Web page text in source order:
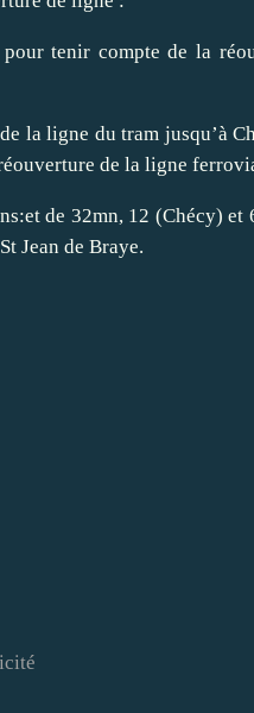
tenir compte de la
la ligne du tram jusqu’à
de la ligne
de 32mn, 12 (Chécy) et
Jean de Braye.